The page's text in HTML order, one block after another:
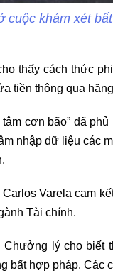
cuộc khám xét
thấy cách thức
tiền thông qua
tâm cơn bão” đã
nhập dữ liệu các
Carlos Varela cam
Tài chính.
Chưởng lý cho biết
bất hợp pháp. Các